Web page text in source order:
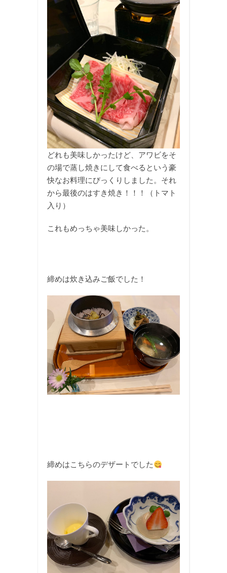
どれも美味しかったけど、アワビをそ
の場で蒸し焼きにして食べるという豪
快なお料理にびっくりしました。それ
から最後のはすき焼き！！！（トマト
入り）
これもめっちゃ美味しかった。
締めは炊き込みご飯でした！
締めはこちらのデザートでした